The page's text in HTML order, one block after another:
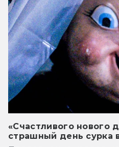
«Счастливого нового
страшный день сурка